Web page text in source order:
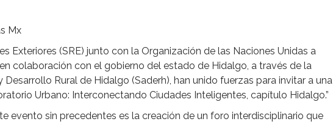
Mx
Exteriores (SRE) junto con la Organización de las Naciones Unidas a
colaboración con el gobierno del estado de Hidalgo, a través de la
Rural de Hidalgo (Saderh), han unido fuerzas para invitar a una
Urbano: Interconectando Ciudades Inteligentes, capítulo Hidalgo.”
evento sin precedentes es la creación de un foro interdisciplinario que